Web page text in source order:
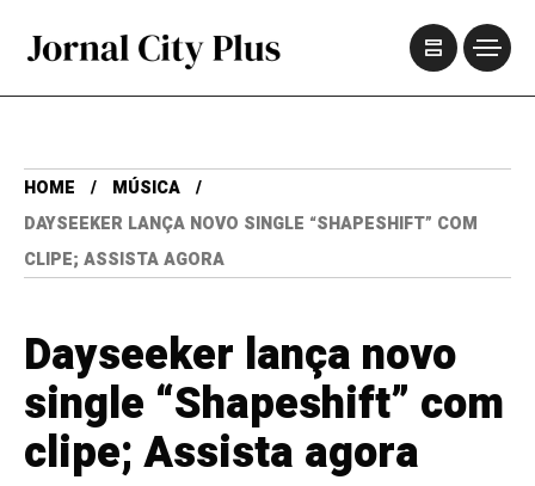
HOME
MÚSICA
DAYSEEKER LANÇA NOVO SINGLE “SHAPESHIFT” COM
CLIPE; ASSISTA AGORA
Dayseeker lança novo
single “Shapeshift” com
clipe; Assista agora